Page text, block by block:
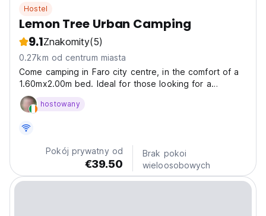
Hostel
Lemon Tree Urban Camping
9.1Znakomity(5)
0.27km od centrum miasta
Come camping in Faro city centre, in the comfort of a
1.60mx2.00m bed. Ideal for those looking for a
different experience. In addition to the communal
areas: outdoor kitchen and area with tables and chairs,
hostowany
Pokój prywatny od
€39.50
Brak pokoi
wieloosobowych